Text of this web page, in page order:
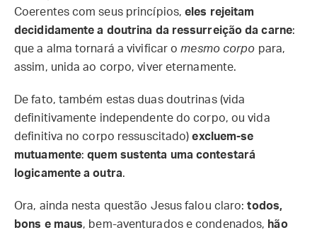
Coerentes com seus princípios,eles rejeitam
decididamente a doutrina da ressurreição da carne:
que a alma tornará a vivificar omesmo corpo para,
assim, unida ao corpo, viver eternamente.
De fato, também estas duas doutrinas (vida
definitivamente independente do corpo, ou vida
definitiva no corpo ressuscitado)excluem-se
mutuamente:quem sustenta uma contestará
logicamente a outra.
Ora, ainda nesta questão Jesus falou claro:todos,
bons e maus, bem-aventurados e condenados, hão